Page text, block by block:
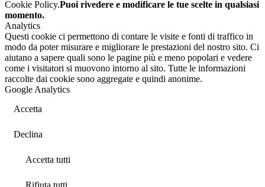
Cookie Policy.Puoi rivedere e modificare le tue scelte in qualsiasi
momento.
Analytics
Questi cookie ci permettono di contare le visite e fonti di traffico in
modo da poter misurare e migliorare le prestazioni del nostro sito. Ci
aiutano a sapere quali sono le pagine più e meno popolari e vedere
come i visitatori si muovono intorno al sito. Tutte le informazioni
raccolte dai cookie sono aggregate e quindi anonime.
Google Analytics
Accetta
Declina
Accetta tutti
Rifiuta tutti